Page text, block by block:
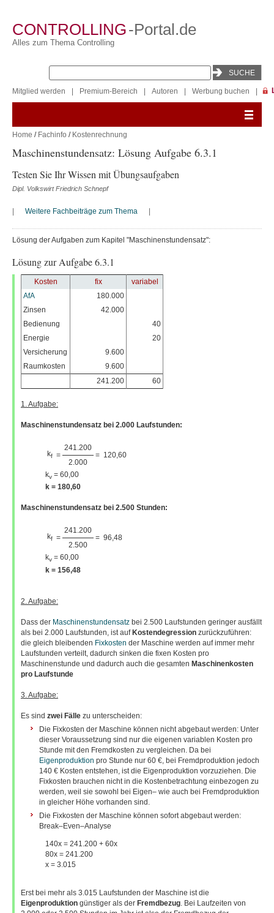
CONTROLLING-Portal.de
Alles zum Thema Controlling
Mitglied werden Premium-Bereich Autoren Werbung buchen
Home / Fachinfo / Kostenrechnung
Maschinenstundensatz: Lösung Aufgabe 6.3.1
Testen Sie Ihr Wissen mit Übungsaufgaben
Dipl. Volkswirt Friedrich Schnepf
Weitere Fachbeiträge zum Thema
Lösung der Aufgaben zum Kapitel "Maschinenstundensatz":
Lösung zur Aufgabe 6.3.1
Kosten fix
variabel
AfA
180.000
Zinsen
42.000
Bedienung
40
Energie
20
Versicherung
9.600
Raumkosten
9.600
241.200
60
1. Aufgabe:
Maschinenstundensatz bei 2.000 Laufstunden:
kf =
241.200
= 120,60
2.000
kv = 60,00
k = 180,60
Maschinenstundensatz bei 2.500 Stunden:
kf =
241.200
= 96,48
2.500
kv = 60,00
k = 156,48
2. Aufgabe:
Dass der Maschinenstundensatz bei 2.500 Laufstunden geringer ausfällt
als bei 2.000 Laufstunden, ist aufKostendegression zurückzuführen:
die gleich bleibenden Fixkosten der Maschine werden auf immer mehr
Laufstunden verteilt, dadurch sinken die fixen Kosten pro
Maschinenstunde und dadurch auch die gesamten Maschinenkosten
pro Laufstunde
3. Aufgabe:
Es sind zwei Fälle zu unterscheiden:
Die Fixkosten der Maschine können nicht abgebaut werden: Unter
dieser Voraussetzung sind nur die eigenen variablen Kosten pro
Stunde mit den Fremdkosten zu vergleichen. Da bei
Eigenproduktion pro Stunde nur 60 €, bei Fremdproduktion jedoch
140 € Kosten entstehen, ist die Eigenproduktion vorzuziehen. Die
Fixkosten brauchen nicht in die Kostenbetrachtung einbezogen zu
werden, weil sie sowohl bei Eigen– wie auch bei Fremdproduktion
in gleicher Höhe vorhanden sind.
Die Fixkosten der Maschine können sofort abgebaut werden:
Break–Even–Analyse
140x = 241.200 + 60x
80x = 241.200
x = 3.015
Erst bei mehr als 3.015 Laufstunden der Maschine ist die
Eigenproduktion günstiger als der Fremdbezug . Bei Laufzeiten von